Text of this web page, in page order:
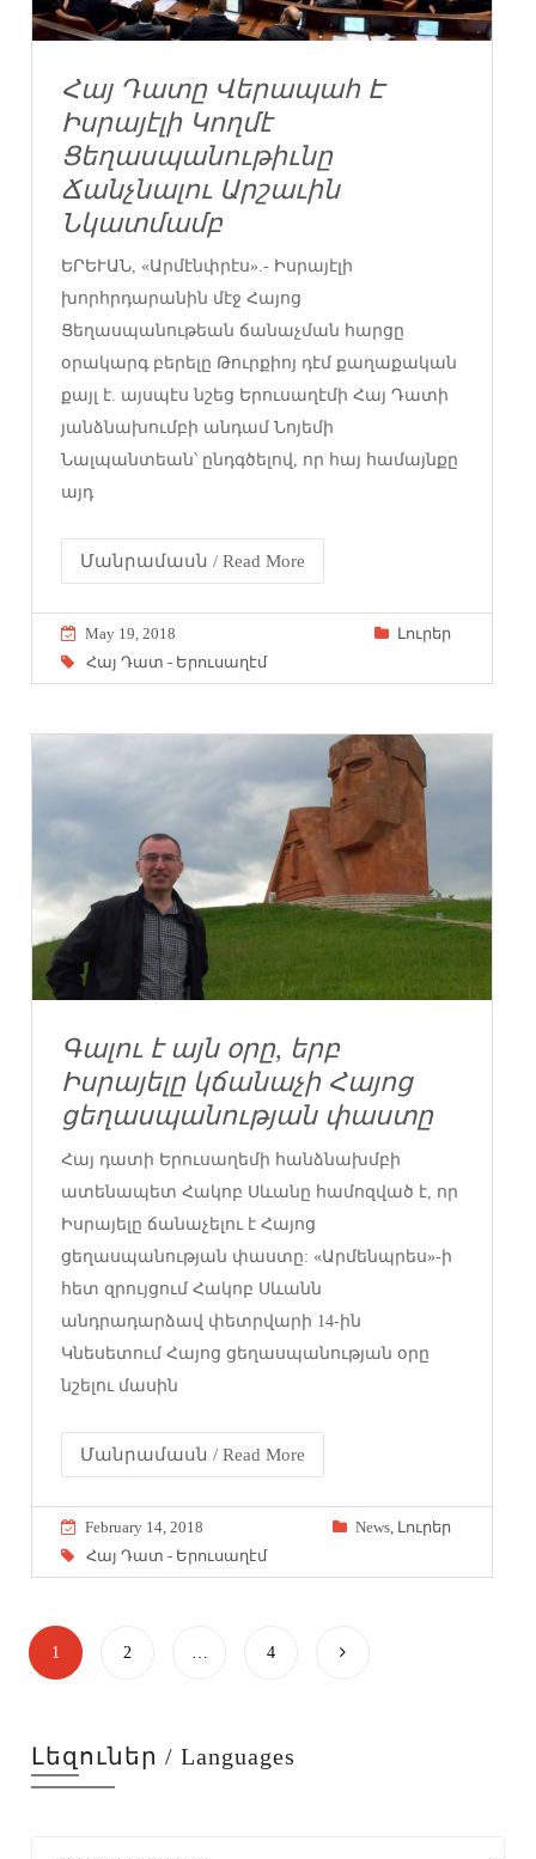
Հայ Դատը Վերապահ Է
Իսրայէլի Կողմէ
Ցեղասպանութիւնը
Ճանչնալու Արշաւին
Նկատմամբ
ԵՐԵՒԱՆ, «Արմէնփրէս».- Իսրայէլի
խորհրդարանին մէջ Հայոց
Ցեղասպանութեան ճանաչման հարցը
օրակարգ բերելը Թուրքիոյ դէմ քաղաքական
քայլ է. այսպէս նշեց Երուսաղէմի Հայ Դատի
յանձնախումբի անդամ Նոյեմի
Նալպանտեան՝ ընդգծելով, որ հայ համայնքը
այդ
Մանրամասն / Read More
May 19, 2018
Լուրեր
Հայ Դատ - Երուսաղէմ
Գալու է այն օրը, երբ
Իսրայելը կճանաչի Հայոց
ցեղասպանության փաստը
Հայ դատի Երուսաղեմի հանձնախմբի
ատենապետ Հակոբ Սևանը համոզված է, որ
Իսրայելը ճանաչելու է Հայոց
ցեղասպանության փաստը: «Արմենպրես»-ի
հետ զրույցում Հակոբ Սևանն
անդրադարձավ փետրվարի 14-ին
Կնեսետում Հայոց ցեղասպանության օրը
նշելու մասին
Մանրամասն / Read More
February 14, 2018 News, Լուրեր
Հայ Դատ - Երուսաղէմ
1 2 4
Լեզուներ / Languages